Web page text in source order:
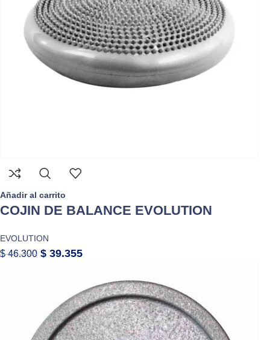
Añadir al carrito
COJIN DE BALANCE EVOLUTION
EVOLUTION
$46.300 $ 39.355